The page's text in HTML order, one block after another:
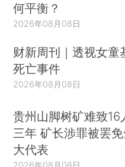
何平衡？
2026年08月08日
财新周刊｜透视女童
死亡事件
2026年08月08日
贵州山脚树矿难致16
三年 矿长涉罪被罢免
大代表
2026年08月08日